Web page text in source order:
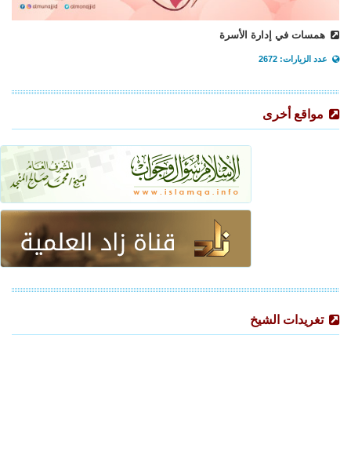
همسات في إدارة الأسرة
عدد الزيارات: 2672
مواقع أخرى
تغريدات الشيخ